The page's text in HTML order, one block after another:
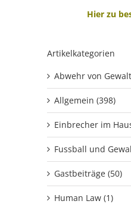
Hier zu
Artikelkategorien
Abwehr von
Allgemein (398)
Einbrecher im
Fussball und
Gastbeiträge (50)
Human Law (1)